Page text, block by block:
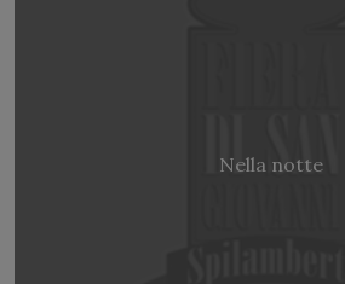
Nella notte